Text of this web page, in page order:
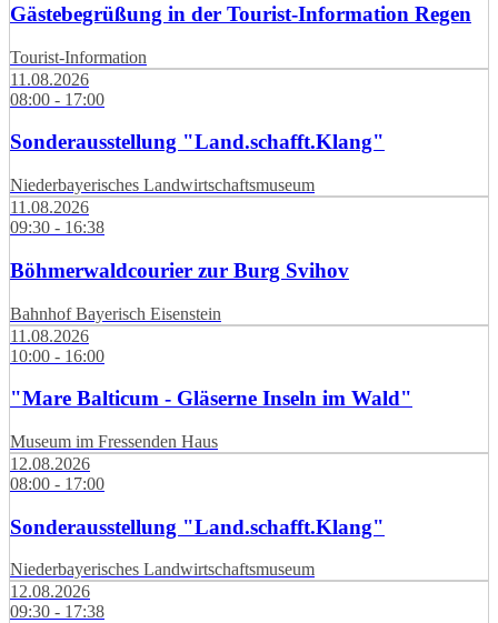
Gästebegrüßung in der Tourist-Information Regen
Tourist-Information
11.08.2026
08:00 - 17:00
Sonderausstellung "Land.schafft.Klang"
Niederbayerisches Landwirtschaftsmuseum
11.08.2026
09:30 - 16:38
Böhmerwaldcourier zur Burg Svihov
Bahnhof Bayerisch Eisenstein
11.08.2026
10:00 - 16:00
"Mare Balticum - Gläserne Inseln im Wald"
Museum im Fressenden Haus
12.08.2026
08:00 - 17:00
Sonderausstellung "Land.schafft.Klang"
Niederbayerisches Landwirtschaftsmuseum
12.08.2026
09:30 - 17:38